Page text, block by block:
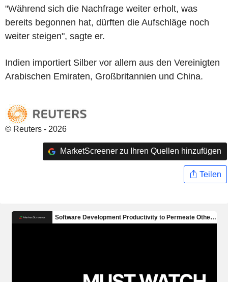
"Während sich die Nachfrage weiter erholt, was
bereits begonnen hat, dürften die Aufschläge noch
weiter steigen", sagte er.
Indien importiert Silber vor allem aus den Vereinigten
Arabischen Emiraten, Großbritannien und China.
© Reuters - 2026
MarketScreener zu Ihren Quellen hinzufügen
Teilen